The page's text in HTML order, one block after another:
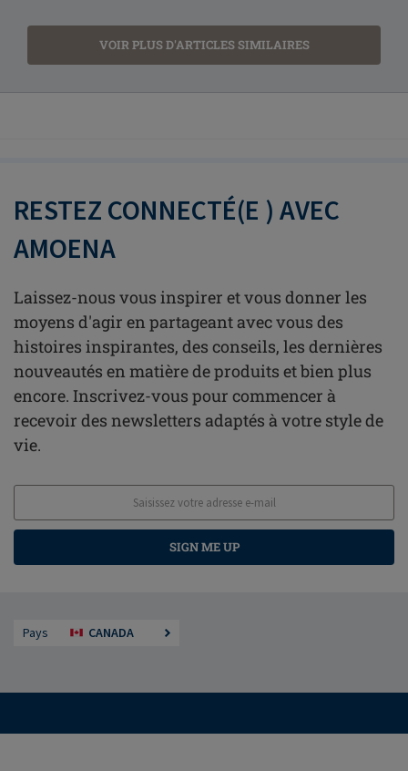
VOIR PLUS D'ARTICLES SIMILAIRES
RESTEZ CONNECTÉ(E ) AVEC
AMOENA
Laissez-nous vous inspirer et vous donner les
moyens d'agir en partageant avec vous des
histoires inspirantes, des conseils, les dernières
nouveautés en matière de produits et bien plus
encore. Inscrivez-vous pour commencer à
recevoir des newsletters adaptés à votre style de
vie.
SIGN ME UP
Pays CANADA